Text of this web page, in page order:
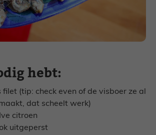
hebt:
(tip: check even of de visboer ze al
dat scheelt werk)
citroen
uitgeperst